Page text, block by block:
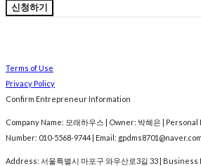
신청하기
Terms of Use
Privacy Policy
Confirm Entrepreneur Information
Company Name: 모래하우스 | Owner: 박혜은 |
Number: 010-5568-9744 | Email: gpdms8701@naver.com
Address: 서울특별시 마포구 와우산로3길 33 |